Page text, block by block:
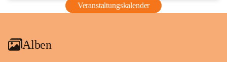
Veranstaltungskalender
Alben